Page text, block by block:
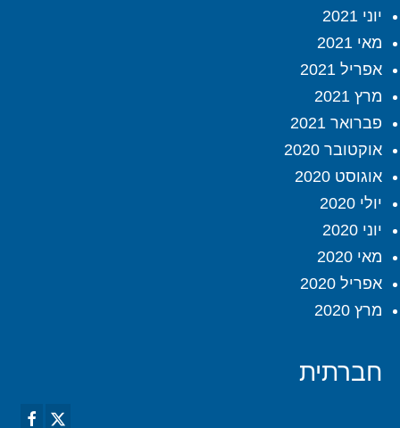
יוני 2021
מאי 2021
אפריל 2021
מרץ 2021
פברואר 2021
אוקטובר 2020
אוגוסט 2020
יולי 2020
יוני 2020
מאי 2020
אפריל 2020
מרץ 2020
חברתית